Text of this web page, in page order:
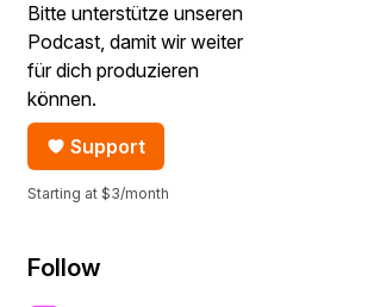
Bitte unterstütze unseren
Podcast, damit wir weiter
für dich produzieren
können.
Support
Starting at $3/month
Follow